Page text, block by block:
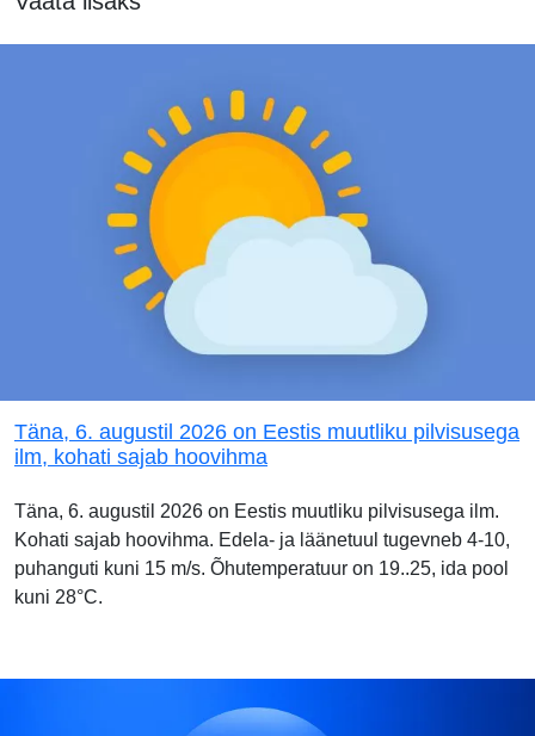
Täna, 6. augustil 2026 on Eestis muutliku pilvisusega
ilm, kohati sajab hoovihma
Täna, 6. augustil 2026 on Eestis muutliku pilvisusega ilm.
Kohati sajab hoovihma. Edela- ja läänetuul tugevneb 4-10,
puhanguti kuni 15 m/s. Õhutemperatuur on 19..25, ida pool
kuni 28°C.